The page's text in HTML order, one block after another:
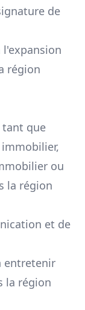
de
région
tant que
ou
la région
et de
entretenir
la région